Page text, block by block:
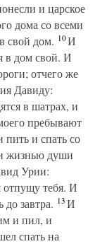
и царское
дома со всеми
свой дом. 10И
в дом свой. И
отчего же
Давиду:
в шатрах, и
пребывают
и спать со
жизнью души
Урии:
отпущу тебя. И
до завтра. 13И
и пил, и
спать на